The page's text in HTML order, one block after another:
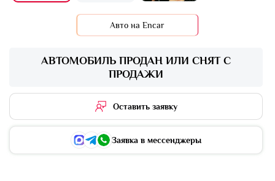
АВТОМОБИЛЬ ПРОДАН ИЛИ СНЯТ С
ПРОДАЖИ
Оставить заявку
Заявка в мессенджеры
Авто на Encar